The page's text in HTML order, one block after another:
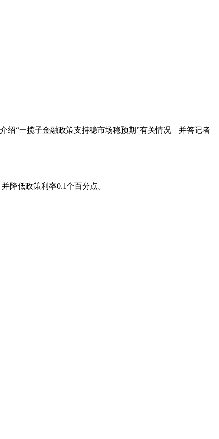
“一揽子金融政策支持稳市场稳预期”有关情况，并答记者
低政策利率0.1个百分点。